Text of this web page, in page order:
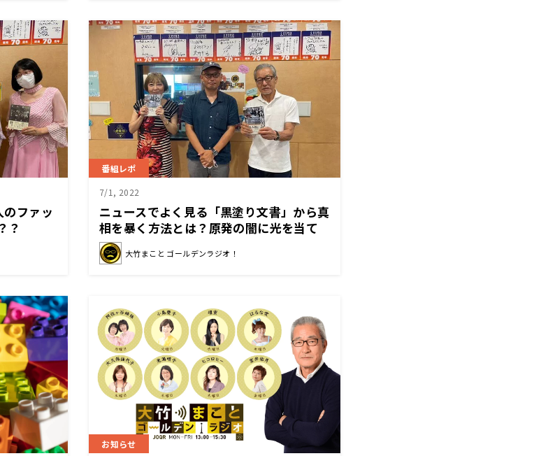
ファッ
？
番組レポ
7/1, 2022
ニュースでよく見る「黒塗り文書」から真
相を暴く方法とは？原発の闇に光を当て
るフリージャーナリスト日野行介
大竹まこと ゴールデンラジオ！
お知らせ